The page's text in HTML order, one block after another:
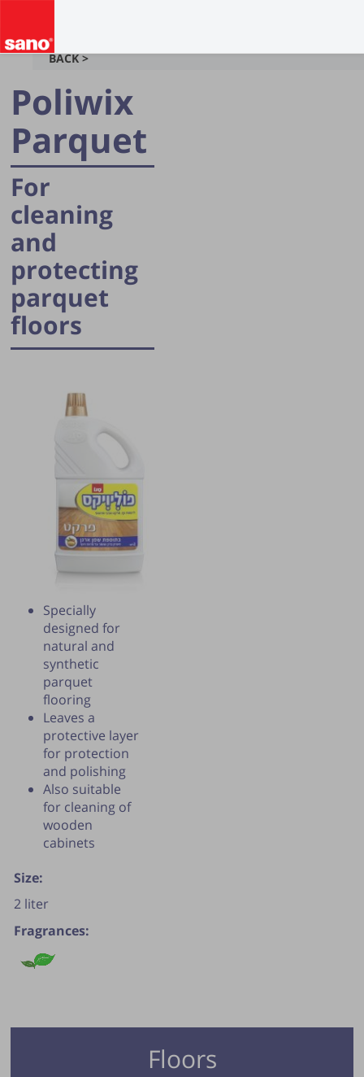
BACK >
Floors
Poliwix
Parquet
For
cleaning
and
protecting
parquet
floors
Specially
designed for
natural and
synthetic
parquet
flooring
Leaves a
protective layer
for protection
and polishing
Also suitable
for cleaning of
wooden
cabinets
Fragrances:
Size:
2 liter
Publication of the tip is subject to the
discretion of the webmaster.